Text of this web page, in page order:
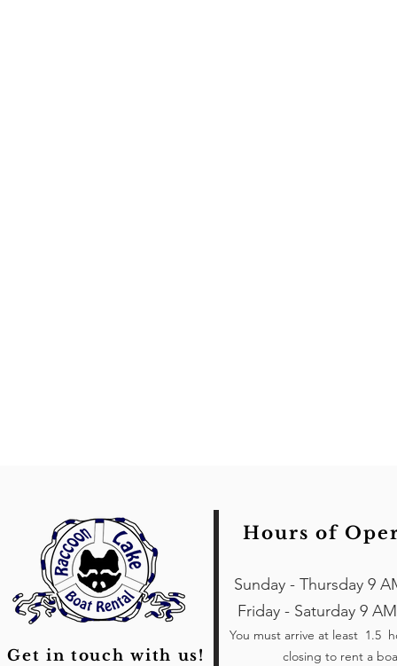
Sunday - Thursday 9
Friday - Saturday 9
You must arrive at least 1.5
closing to rent a
Get in touch with us!
Hours of